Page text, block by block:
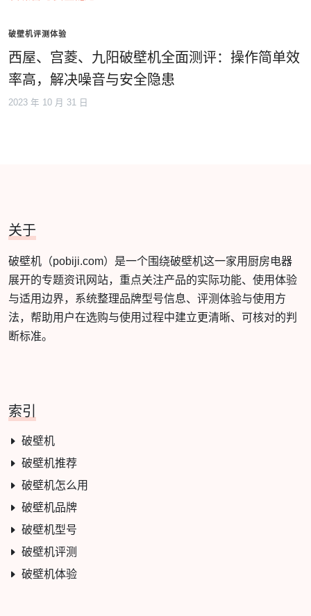
破壁机评测体验
西屋、宫菱、九阳破壁机全面测评：操作简单效
率高，解决噪音与安全隐患
2023 年 10 月 31 日
关于
破壁机（pobiji.com）是一个围绕破壁机这一家用厨房电器
展开的专题资讯网站，重点关注产品的实际功能、使用体验
与适用边界，系统整理品牌型号信息、评测体验与使用方
法，帮助用户在选购与使用过程中建立更清晰、可核对的判
断标准。
索引
破壁机
破壁机推荐
破壁机怎么用
破壁机品牌
破壁机型号
破壁机评测
破壁机体验